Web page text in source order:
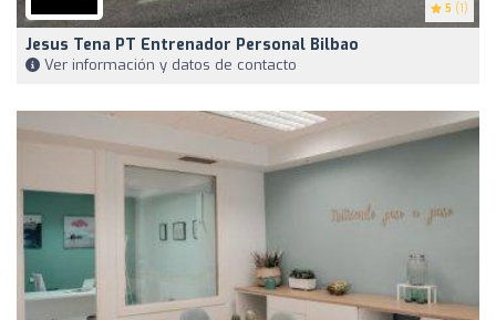
5 (1)
Jesus Tena PT Entrenador Personal Bilbao
Ver información y datos de contacto